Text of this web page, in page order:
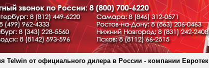
Telwin от официального дилера в России - компании Евротек